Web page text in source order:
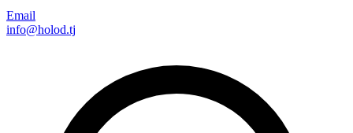
Email
info@holod.tj